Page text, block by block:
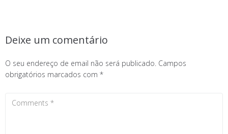
Deixe um comentário
O seu endereço de email não será publicado. Campos
obrigatórios marcados com *